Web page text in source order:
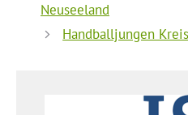
Neuseeland
Handballjungen